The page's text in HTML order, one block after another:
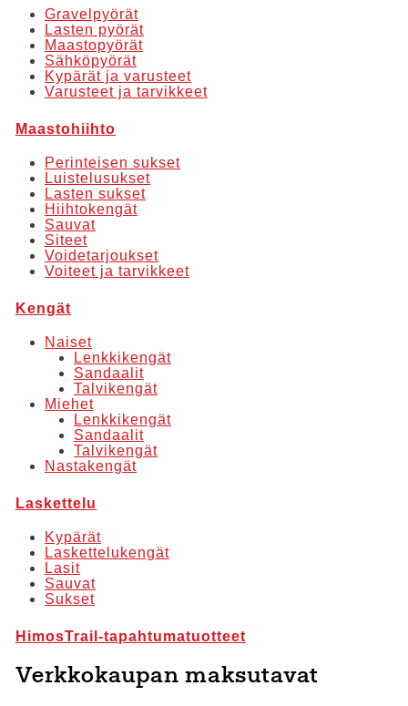
Voit
tehdä
valinnat
tuotteen
sivulla.
sivulla.
Gravelpyörät
Lasten pyörät
Maastopyörät
Sähköpyörät
Kypärät ja varusteet
Varusteet ja tarvikkeet
Maastohiihto
Perinteisen sukset
Luistelusukset
Lasten sukset
Hiihtokengät
Sauvat
Siteet
Voidetarjoukset
Voiteet ja tarvikkeet
Kengät
Naiset
Lenkkikengät
Sandaalit
Talvikengät
Miehet
Lenkkikengät
Sandaalit
Talvikengät
Nastakengät
Laskettelu
Kypärät
Laskettelukengät
Lasit
Sauvat
Sukset
HimosTrail-tapahtumatuotteet
Verkkokaupan maksutavat